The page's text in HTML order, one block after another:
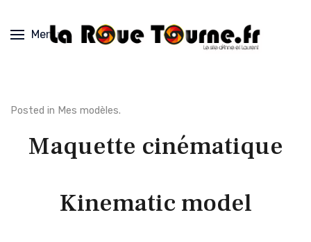
Menu
Posted in Mes modèles.
Maquette cinématique
Kinematic model